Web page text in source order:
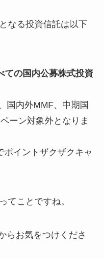
なる投資信託は以下
ての国内公募株式投資
国内外MMF、中期国
ーン対象外となりま
イントザクザクキャ
てことですね。
らお気をつけくださ